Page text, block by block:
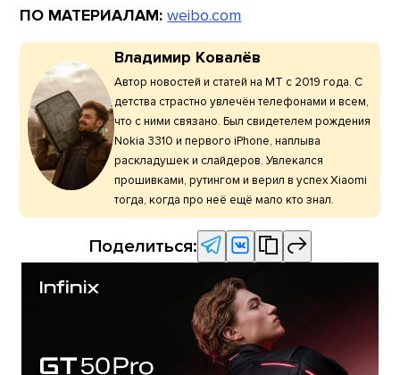
ПО МАТЕРИАЛАМ: weibo.com
Владимир Ковалёв
Автор новостей и статей на МТ с 2019 года. С
детства страстно увлечён телефонами и всем,
что с ними связано. Был свидетелем рождения
Nokia 3310 и первого iPhone, наплыва
раскладушек и слайдеров. Увлекался
прошивками, рутингом и верил в успех Xiaomi
тогда, когда про неё ещё мало кто знал.
Поделиться: